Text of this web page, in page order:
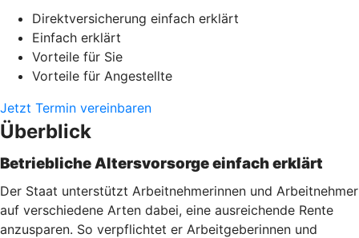
Direktversicherung einfach erklärt
Einfach erklärt
Vorteile für Sie
Vorteile für Angestellte
Jetzt Termin vereinbaren
Überblick
Betriebliche Altersvorsorge einfach erklärt
Der Staat unterstützt Arbeitnehmerinnen und Arbeitnehmer
auf verschiedene Arten dabei, eine ausreichende Rente
anzusparen. So verpflichtet er Arbeitgeberinnen und